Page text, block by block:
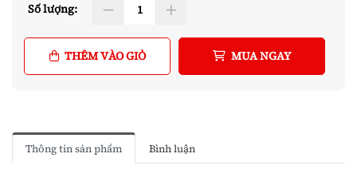
Số lượng:
THÊM VÀO GIỎ MUA NGAY
Thông tin sản phẩm Bình luận